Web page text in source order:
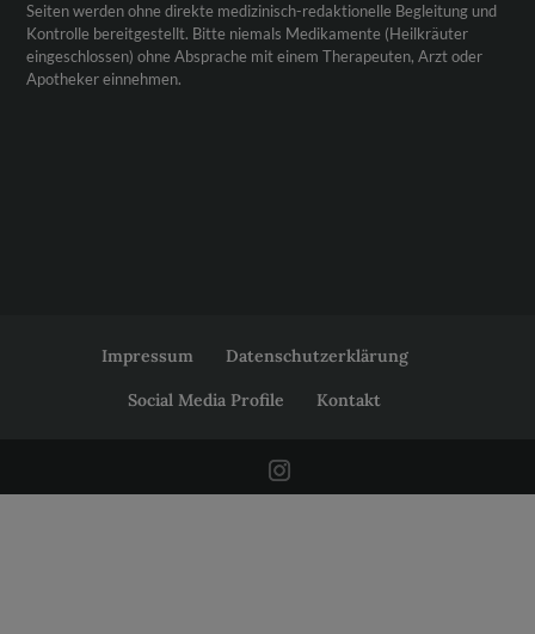
Seiten werden ohne direkte medizinisch-redaktionelle Begleitung und
Kontrolle bereitgestellt. Bitte niemals Medikamente (Heilkräuter
eingeschlossen) ohne Absprache mit einem Therapeuten, Arzt oder
Apotheker einnehmen.
Impressum Datenschutzerklärung
Social Media Profile Kontakt